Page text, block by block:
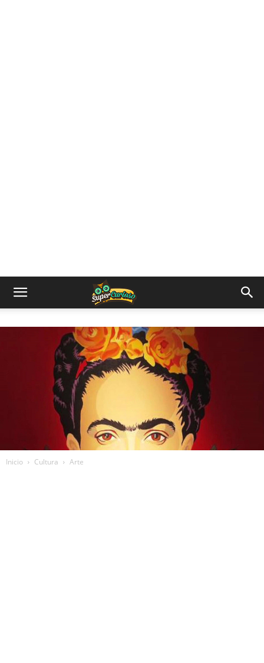
Inicio Cultura Arte